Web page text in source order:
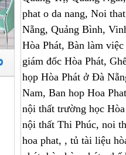
phat o da nang, Noi
Nẵng, Quảng Bình,
Hòa Phát, Bàn làm
giám đốc Hòa Phát,
họp Hòa Phát ở Đà
Nam, Ban hop Hoa
nội thất trường học
nội thất Thi Phúc, noi
hoa phat, , tủ tài liệu